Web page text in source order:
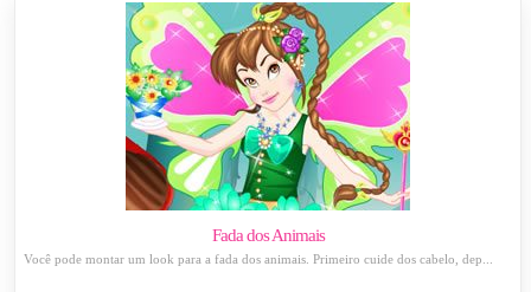
Fada dos Animais
Você pode montar um look para a fada dos animais. Primeiro cuide dos cabelo, dep...